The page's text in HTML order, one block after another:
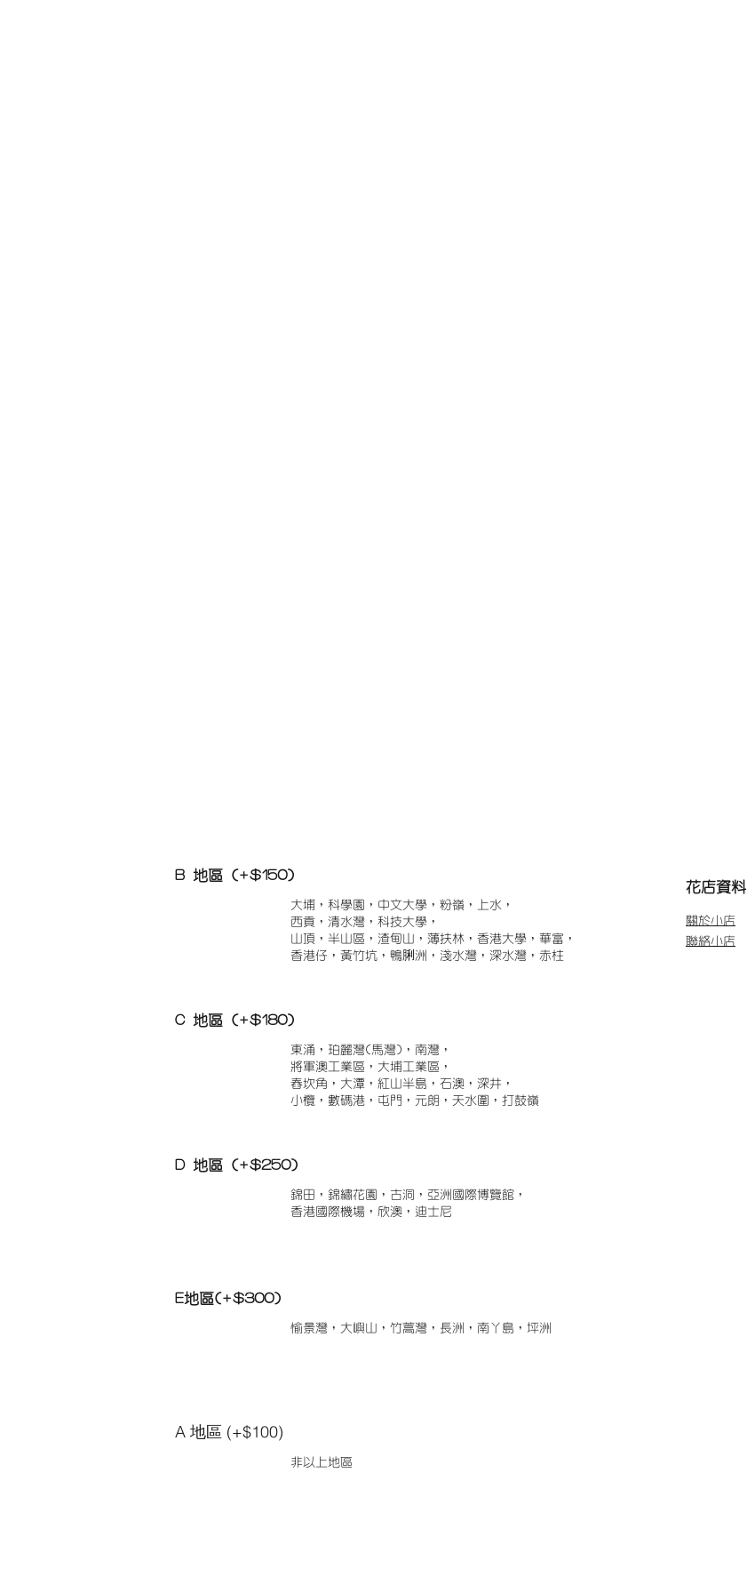
B 地區 (+$150)
大埔，科學園，中文大學，粉嶺，上水，
西貢，清水灣，科技大學，
山頂，半山區，渣甸山，薄扶林，香港大學，華富，
香港仔，黃竹坑，鴨脷洲，淺水灣，深水灣，赤柱
C 地區 (+$180)
東涌，珀麗灣(馬灣)，南灣，
將軍澳工業區，大埔工業區，
舂坎角，大潭，紅山半島，石澳，深井，
小欖，數碼港，屯門，元朗，天水圍，打鼓嶺
D 地區 (+$250)
錦田，錦繡花園，古洞，亞洲國際博覽館，
香港國際機場，欣澳，迪士尼
E地區(+$300)
愉景灣，大嶼山，竹蒿灣，長洲，南丫島，坪洲
A 地區 (+$100)
非以上地區
​花店資料
關於小店
聯絡小店